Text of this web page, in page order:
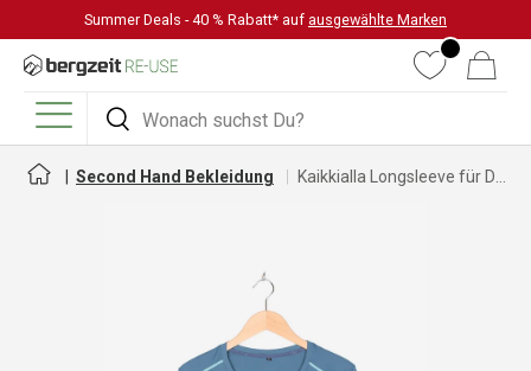
DIREKT ZUM INHALT
Summer Deals - 40 % Rabatt* auf ausgewählte Marken
Suchen
Suchen
WunschlisteWarenkorb
Menü
Second Hand Bekleidung